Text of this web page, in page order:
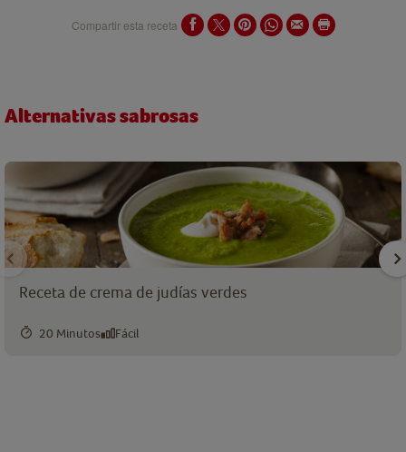
Compartir esta receta
Alternativas sabrosas
Receta de crema de judías verdes
20 Minutos Fácil